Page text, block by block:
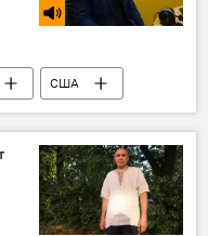
США
санкции